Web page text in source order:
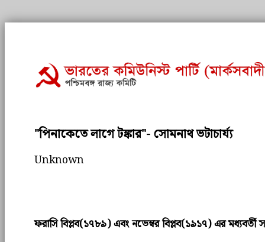
"পিনাকেতে লাগে টঙ্কার"- সোমনাথ ভটাচার্য্য
Unknown
ফরাসি বিপ্লব(১৭৮৯) এবং নভেম্বর বিপ্লব(১৯১৭) এর